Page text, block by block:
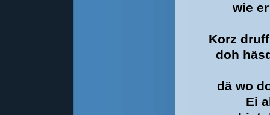
wie
Korz
doh
dä wo
Ei